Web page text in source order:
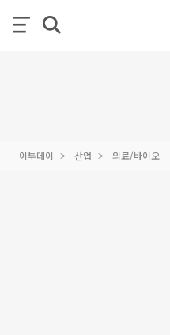
이투데이 산업 의료/바이오